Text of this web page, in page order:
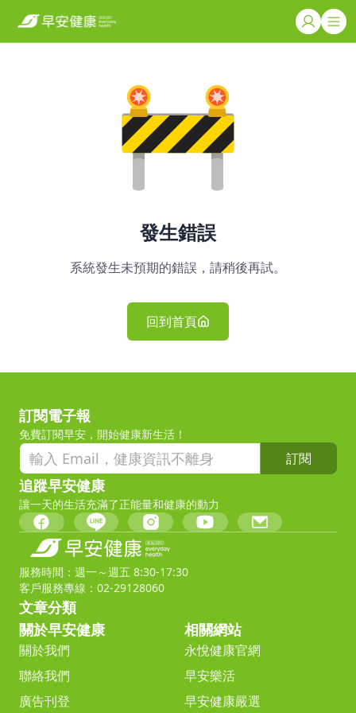
發生錯誤
系統發生未預期的錯誤，請稍後再試。
回到首頁
訂閱電子報
免費訂閱早安，開始健康新生活！
訂閱
追蹤早安健康
讓一天的生活充滿了正能量和健康的動力
服務時間：週一～週五 8:30-17:30
客戶服務專線：02-29128060
文章分類
關於早安健康
關於我們
聯絡我們
廣告刊登
相關網站
永悅健康官網
早安樂活
早安健康嚴選